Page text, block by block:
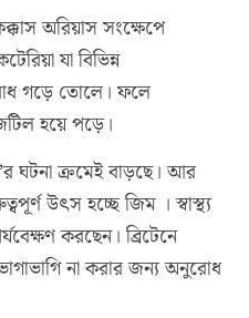
অরিয়াস সংক্ষেপে
যা বিভিন্ন
গড়ে তোলে। ফলে
হয়ে পড়ে।
ঘটনা ক্রমেই বাড়ছে। আর
উৎস হচ্ছে জিম । স্বাস্থ্য
করছেন। ব্রিটেনে
না করার জন্য অনুরোধ